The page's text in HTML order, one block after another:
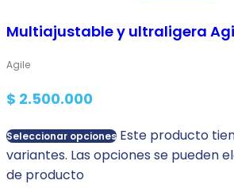
Multiajustable y ultraligera
Agile
$ 2.500.000
Seleccionar opciones Este producto
variantes. Las opciones se pueden
de producto